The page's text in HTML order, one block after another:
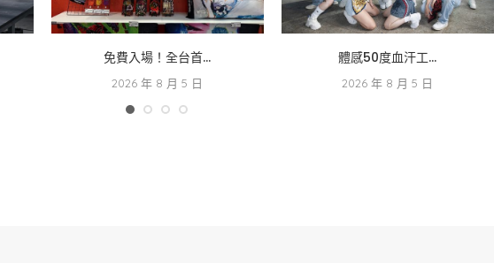
免費入場！全台首...
2026 年 8 月 5 日
體感50度血汗工...
2026 年 8 月 5 日